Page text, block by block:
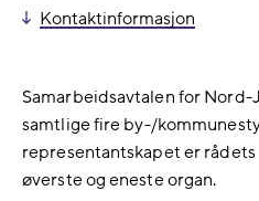
Kontaktinformasjon
Samarbeidsavtalen for
samtlige fire by-/
representantskapet er rådets
øverste og eneste organ.